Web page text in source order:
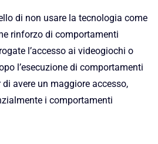
di non usare la tecnologia come
rinforzo di comportamenti
l’accesso ai videogiochi o
l’esecuzione di comportamenti
avere un maggiore accesso,
i comportamenti